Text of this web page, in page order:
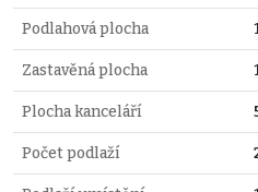
Podlahová plocha
Zastavěná plocha
Plocha kanceláří
Počet podlaží